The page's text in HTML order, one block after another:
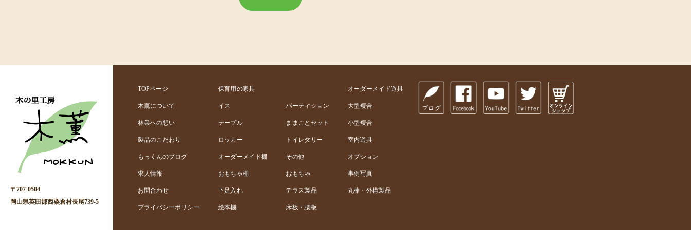
〒707-0504
岡山県英田郡西粟倉村長尾739-5
TOPページ
木薫について
林業への想い
製品のこだわり
もっくんのブログ
求人情報
お問合わせ
プライバシーポリシー
保育用の家具
イス
テーブル
ロッカー
オーダーメイド棚
おもちゃ棚
下足入れ
絵本棚
パーティション
ままごとセット
トイレタリー
その他
おもちゃ
テラス製品
床板・腰板
オーダーメイド遊具
大型複合
小型複合
室内遊具
オプション
事例写真
丸棒・外構製品